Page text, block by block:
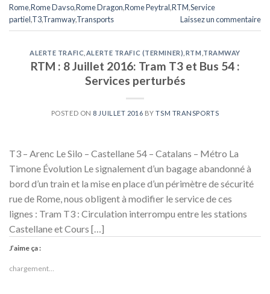
Rome,Rome Davso,Rome Dragon,Rome Peytral,RTM,Service
partiel,T3,Tramway,Transports Laissez un commentaire
ALERTE TRAFIC ALERTE TRAFIC (TERMINER) RTM TRAMWAY
RTM : 8 Juillet 2016: Tram T3 et Bus 54 :
Services perturbés
POSTED ON 8 JUILLET 2016 BYTSM TRANSPORTS
T3 – Arenc Le Silo – Castellane 54 – Catalans – Métro La
Timone Évolution Le signalement d’un bagage abandonné à
bord d’un train et la mise en place d’un périmètre de sécurité
rue de Rome, nous obligent à modifier le service de ces
lignes : Tram T3 : Circulation interrompu entre les stations
Castellane et Cours […]
J’aime ça :
chargement…